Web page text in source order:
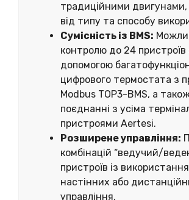
традиційними
від типу та способу
Сумісність із BMS:
контролю до 24 пристроїв
допомогою
цифрового термостата з
Modbus TOP3-BMS, а
поєднанні з усіма
пристроями Aertesi.
Розширене управління:
комбінацій “ведучий/
пристроїв із
настінних або
управління.